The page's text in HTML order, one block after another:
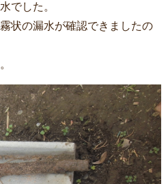
でした。
状の漏水が確認できましたの